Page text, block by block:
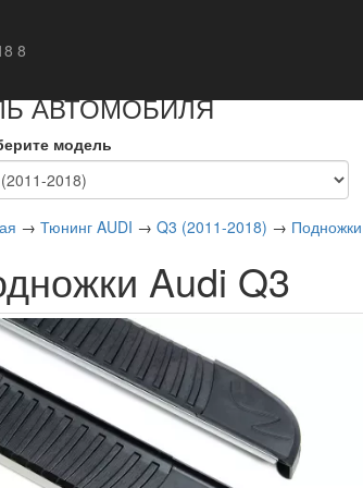
8
АВТОМОБИЛЯ
модель
→ Тюнинг AUDI → Q3 (2011-2018) →
Audi Q3